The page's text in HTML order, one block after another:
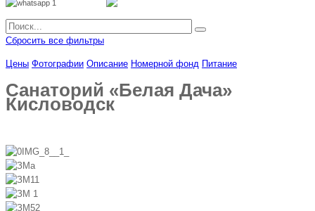
Сбросить все фильтры
Цены Фотографии Описание Номерной фонд Питание
Санаторий «Белая Дача»
Кисловодск